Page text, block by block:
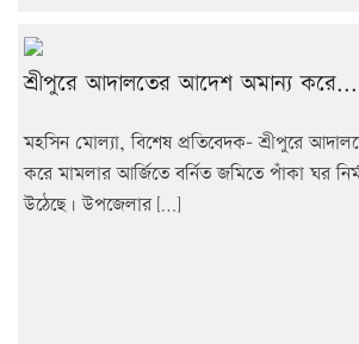
শ্রীপুরে আদালতের আদেশ অমান্য করে...
মহসিন মোল্যা, বিশেষ প্রতিবেদক- শ্রীপুরে
করে মামলার আর্জিতে বর্নিত জমিতে পাঁকা ঘর
উঠেছে। উপজেলার […]